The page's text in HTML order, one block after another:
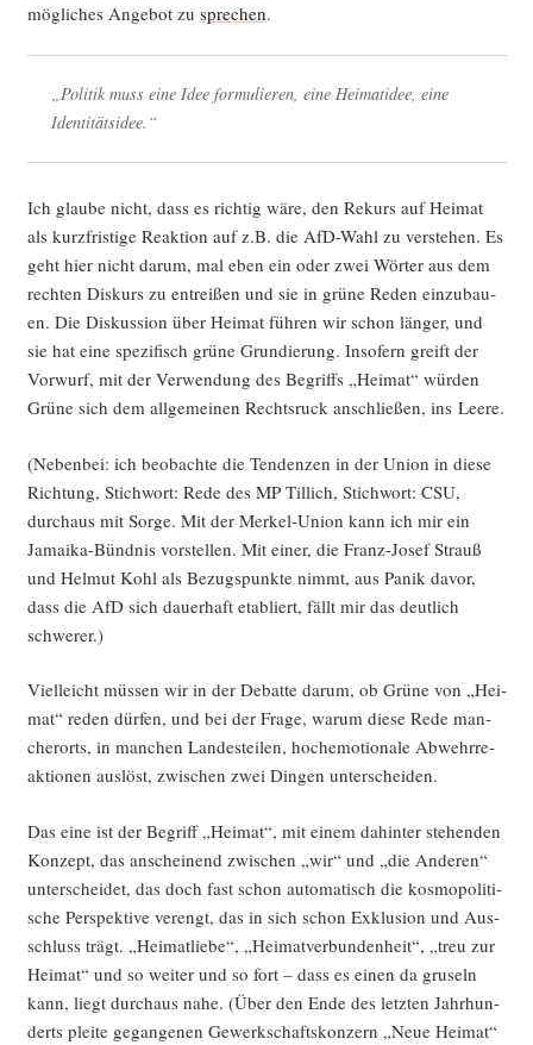
mög­li­ches Ange­bot zu spre­chen.
„Poli­tik muss eine Idee for­mu­lie­ren, eine Hei­matidee, eine
Identitätsidee.“
Ich glau­be nicht, dass es rich­tig wäre, den Rekurs auf Hei­mat
als kurz­fris­ti­ge Reak­ti­on auf z.B. die AfD-Wahl zu ver­ste­hen. Es
geht hier nicht dar­um, mal eben ein oder zwei Wör­ter aus dem
rech­ten Dis­kurs zu ent­rei­ßen und sie in grü­ne Reden ein­zu­bau­
en. Die Dis­kus­si­on über Hei­mat füh­ren wir schon län­ger, und
sie hat eine spe­zi­fisch grü­ne Grun­die­rung. Inso­fern greift der
Vor­wurf, mit der Ver­wen­dung des Begriffs „Hei­mat“ wür­den
Grü­ne sich dem all­ge­mei­nen Rechts­ruck anschlie­ßen, ins Leere.
(Neben­bei: ich beob­ach­te die Ten­den­zen in der Uni­on in die­se
Rich­tung, Stich­wort: Rede des MP Til­lich, Stich­wort: CSU,
durch­aus mit Sor­ge. Mit der Mer­kel-Uni­on kann ich mir ein
Jamai­ka-Bünd­nis vor­stel­len. Mit einer, die Franz-Josef Strauß
und Hel­mut Kohl als Bezugs­punk­te nimmt, aus Panik davor,
dass die AfD sich dau­er­haft eta­bliert, fällt mir das deut­lich
schwerer.)
Viel­leicht müs­sen wir in der Debat­te dar­um, ob Grü­ne von „Hei­
mat“ reden dür­fen, und bei der Fra­ge, war­um die­se Rede man­
cher­orts, in man­chen Lan­des­tei­len, hoch­emo­tio­na­le Abwehr­re­
ak­tio­nen aus­löst, zwi­schen zwei Din­gen unterscheiden.
Das eine ist der Begriff „Hei­mat“, mit einem dahin­ter ste­hen­den
Kon­zept, das anschei­nend zwi­schen „wir“ und „die Ande­ren“
unter­schei­det, das doch fast schon auto­ma­tisch die kos­mo­po­li­ti­
sche Per­spek­ti­ve ver­engt, das in sich schon Exklu­si­on und Aus­
schluss trägt. „Hei­mat­lie­be“, „Hei­mat­ver­bun­den­heit“, „treu zur
Hei­mat“ und so wei­ter und so fort – dass es einen da gru­seln
kann, liegt durch­aus nahe. (Über den Ende des letz­ten Jahr­hun­
derts plei­te gegan­ge­nen Gewerk­schafts­kon­zern „Neue Hei­mat“